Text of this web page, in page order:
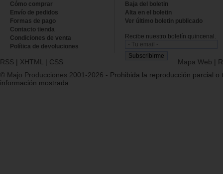
Cómo comprar
Envío de pedidos
Formas de pago
Contacto tienda
Condiciones de venta
Política de devoluciones
Baja del boletin
Alta en el boletin
Ver último boletin publicado
Recibe nuestro boletín quincenal.
RSS | XHTML | CSS Mapa Web |
© Majo Producciones 2001-2026 - Prohibida la reproducción parcial o
información mostrada